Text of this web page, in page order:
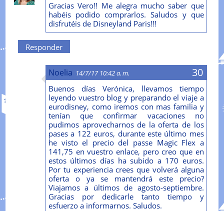
Gracias Vero!! Me alegra mucho saber que
habéis podido comprarlos. Saludos y que
disfrutéis de Disneyland Paris!!!
Responder
Noelia 14/7/17 10:42 a. m.
Buenos días Verónica, llevamos tiempo
leyendo vuestro blog y preparando el viaje a
eurodisney, como iremos con mas familia y
tenían que confirmar vacaciones no
pudimos aprovecharnos de la oferta de los
pases a 122 euros, durante este último mes
he visto el precio del passe Magic Flex a
141,75 en vuestro enlace, pero creo que en
estos últimos días ha subido a 170 euros.
Por tu experiencia crees que volverá alguna
oferta o ya se mantendrá este precio?
Viajamos a últimos de agosto-septiembre.
Gracias por dedicarle tanto tiempo y
esfuerzo a informarnos. Saludos.